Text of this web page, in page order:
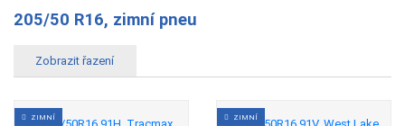
205/50 R16, zimní pneu
ZIMNÍ ZIMNÍ